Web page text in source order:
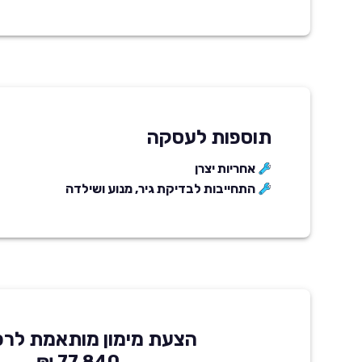
תוספות לעסקה
אחריות יצרן
התחייבות לבדיקת גיר, מנוע ושילדה
הצעת מימון מותאמת